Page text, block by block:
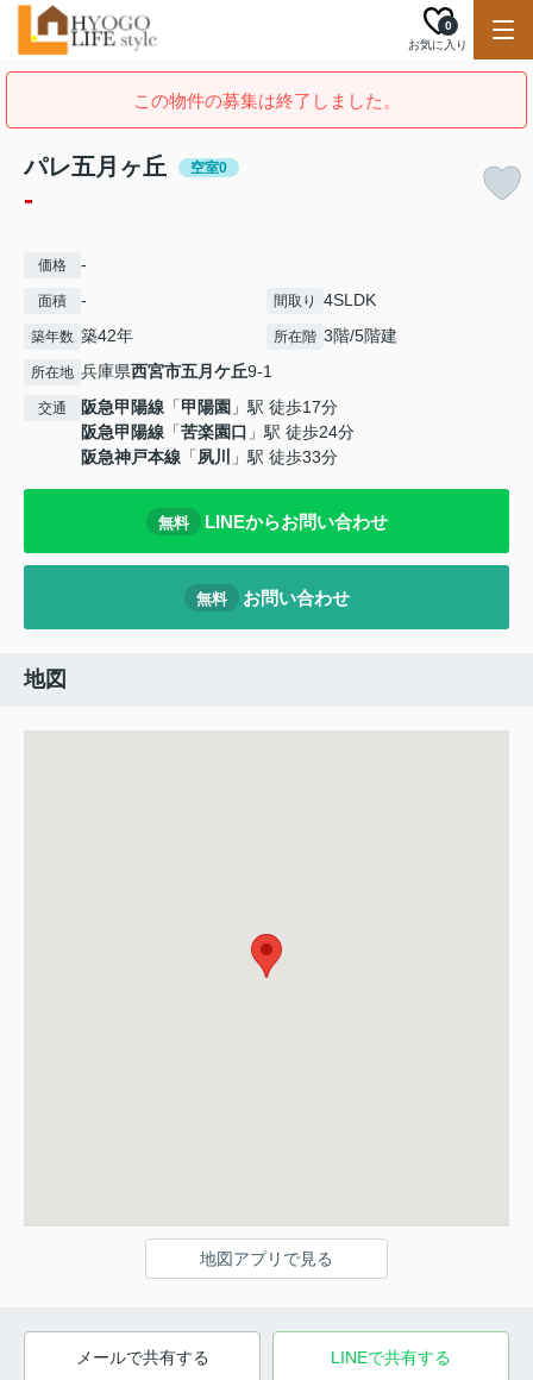
お気に入り
0
この物件の募集は終了しました。
パレ五月ヶ丘 空室0
-
価格 -
面積 - 間取り 4SLDK
築年数 築42年 所在階 3階/5階建
所在地 兵庫県西宮市五月ケ丘9-1
交通 阪急甲陽線 「甲陽園 」駅 徒歩17分
阪急甲陽線 「苦楽園口 」駅 徒歩24分
阪急神戸本線 「夙川 」駅 徒歩33分
無料 LINEからお問い合わせ
無料 お問い合わせ
地図
地図アプリで見る
メールで共有する LINEで共有する